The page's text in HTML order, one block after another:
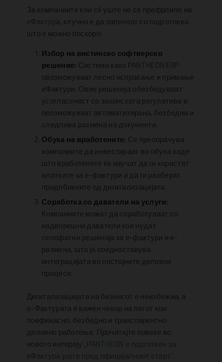
За компаниите кои сè уште не се префрлиле на
еФактура, клучно е да започнат со подготовка
што е можно поскоро:
Избор на вистинско софтверско
решение: Системи како PANTHEON ERP
овозможуваат лесно испраќање и примање
еФактури. Овие решенија обезбедуваат
усогласеност со законската регулатива и
овозможуваат автоматизирана, безбедна и
следлива размена на документи.
Обука на вработените: Се препорачува
компаниите да инвестираат во обука каде
што вработените ќе научат да ги користат
алатките за е-фактури и да ги разберат
придобивките од дигитализацијата.
Соработка со даватели на услуги:
Компаниите можат да соработуваат со
надворешни даватели кои нудат
сеопфатни решенија за е-фактури и е-
размена, што ја поедноставува
интеграцијата во постојните деловни
процеси.
Дигитализацијата на бизнисот е неизбежна, а
е-Фактурата е важен чекор на патот кон
поефикасно, безбедно и транспарентно
деловно работење. Прочитајте повеќе во
новото интервју „PANTHEON е подготвен за
еФактура уште пред официјалниот старт“.